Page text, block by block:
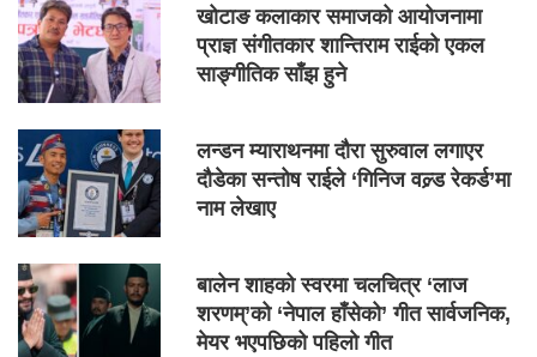
खोटाङ कलाकार समाजको आयोजनामा
प्राज्ञ संगीतकार शान्तिराम राईको एकल
साङ्गीतिक साँझ हुने
लन्डन म्याराथनमा दौरा सुरुवाल लगाएर
दौडेका सन्तोष राईले ‘गिनिज वल्र्ड रेकर्ड’मा
नाम लेखाए
बालेन शाहको स्वरमा चलचित्र ‘लाज
शरणम्’को ‘नेपाल हाँसेको’ गीत सार्वजनिक,
मेयर भएपछिको पहिलो गीत